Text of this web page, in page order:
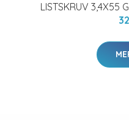
LISTSKRUV 3,4X55